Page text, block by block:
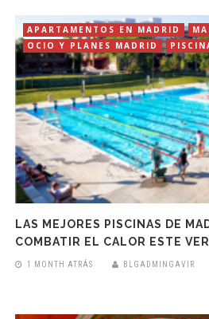
APARTAMENTOS EN MADRID
OCIO Y PLANES MADRID
LAS MEJORES PISCINAS DE
COMBATIR EL CALOR ESTE
1 MONTH ATRÁS BLGADMINGAVIR